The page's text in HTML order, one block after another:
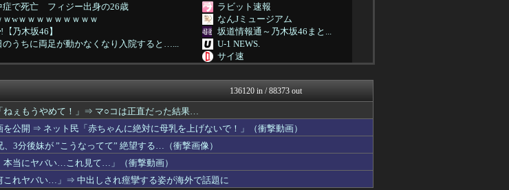
症で死亡 フィジー出身の26歳
ラビット速報
wｗｗｗｗｗｗｗｗｗ
なんJミュージアム
乃木坂46】
坂道情報通～乃木坂46まと...
うちに両足が動かなくなり入院すると…...
U-1 NEWS.
サイ速
？
哲学ニュースnwk
男子を元気づけようよ！」←これ♡♡♡
不思議.net - 5ch...
だと思う
ホロちゃんねる
出ｗｗｗｗｗｗｗ
筋肉速報
ルホルダーのカードを引く動画
校生「いえ大学か社会人に行きます」こ...
なんじぇいスタジアム＠なん...
当日にデビュー！圧巻3連続ブロックも...
NO FOOTY NO L...
ｗｗｗｗ
なんJ PRIDE
136120 in / 88373 out
ねぇもうやめて！」⇒ マ○コは正直だった結果…
を公開 ⇒ ネット民「赤ちゃんに絶対に母乳を上げないで！」（衝撃動画）
、3分後妹が ”こうなってて” 絶望する…（衝撃画像）
本当にヤバい…これ見て…」（衝撃動画）
これヤバい…」⇒ 中出しされ痙攣する姿が海外で話題に